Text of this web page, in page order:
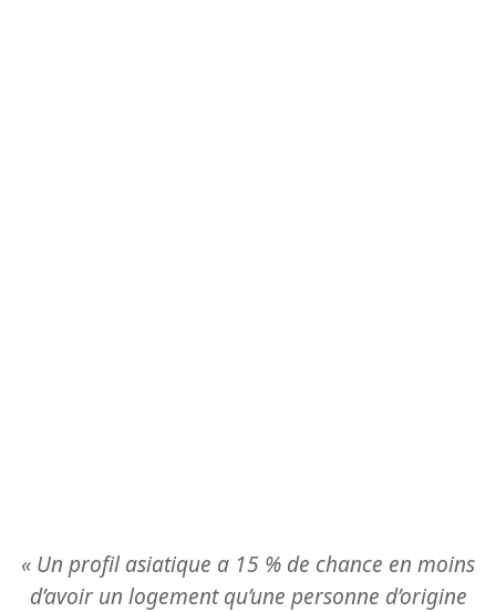
« Un profil asiatique a 15 % de chance en moins
d’avoir un logement qu’une personne d’origine